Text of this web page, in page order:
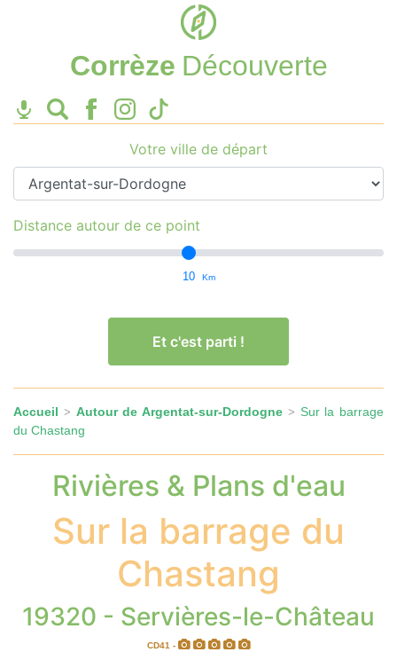
Corrèze Découverte
Votre ville de départ
Distance autour de ce point
10 Km
Et c'est parti !
Accueil > Autour de Argentat-sur-Dordogne > Sur la barrage
du Chastang
Rivières & Plans d'eau
Sur la barrage du
Chastang
19320 - Servières-le-Château
CD41 -